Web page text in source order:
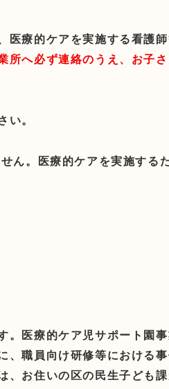
療的ケアを実施する看護
所へ必ず連絡のうえ、お子
い。
。医療的ケアを実施する
医療的ケア児サポート園
職員向け研修等における
お住いの区の民生子ども